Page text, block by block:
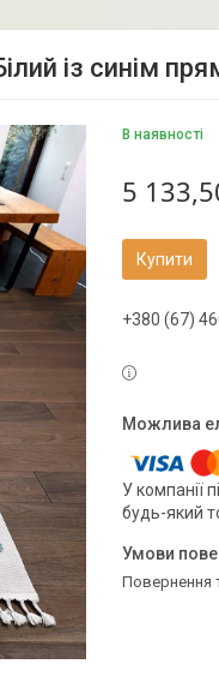
із синім
В наявності
5
Купити
+380 (67)
У компанії
будь-який